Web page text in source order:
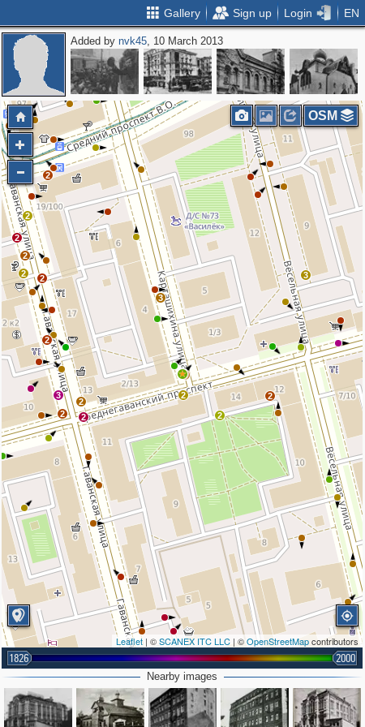
Gallery Sign up Login EN
Added bynvk45, 10 March 2013
2
2
2
2
3
2
3
2
2
2
5
2 2
2
3
2
2
2
Leaflet| ©SCANEX ITC LLC | ©OpenStreetMapcontributors
1826 2000
OSM
Nearby images